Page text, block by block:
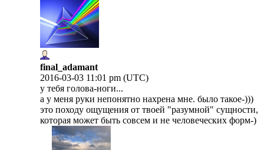
final_adamant
2016-03-03 11:01 pm (UTC)
у тебя голова-ноги...
а у меня руки непонятно нахрена мне. было такое-)))
это походу ощущения от твоей "разумной" сущности,
которая может быть совсем и не человеческих форм-)